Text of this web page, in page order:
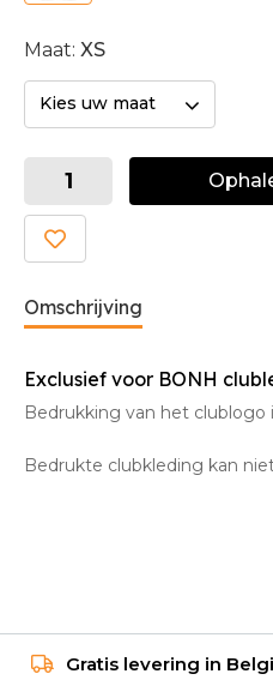
Maat: XS
Kies uw maat
Omschrijving
Exclusief voor BONH
Bedrukking van het clublogo
Bedrukte clubkleding kan
Gratis levering in